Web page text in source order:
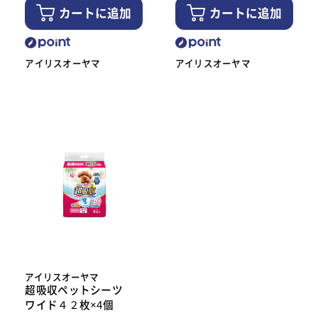
カートに追加
アイリスオーヤマ
カートに追加
アイリスオーヤマ
アイリスオーヤマ
超吸収ペットシーツ
ワイド４２枚×4個